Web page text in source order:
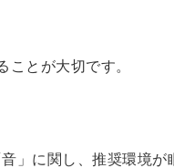
とが大切です。
」に関し、推奨環境